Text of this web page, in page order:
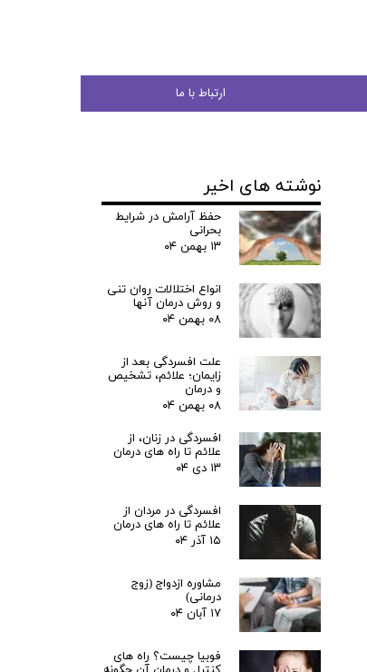
ارتباط با ما
نوشته های اخیر
حفظ آرامش در شرایط
بحرانی
۱۳ بهمن ۰۴
انواع اختلالات روان تنی
و روش درمان آنها
۰۸ بهمن ۰۴
علت افسردگی بعد از
زایمان؛ علائم، تشخیص
و درمان
۰۸ بهمن ۰۴
افسردگی در زنان، از
علائم تا راه های درمان
۱۳ دی ۰۴
افسردگی در مردان از
علائم تا راه های درمان
۱۵ آذر ۰۴
مشاوره ازدواج (زوج
درمانی)
۱۷ آبان ۰۴
فوبیا چیست؟ راه های